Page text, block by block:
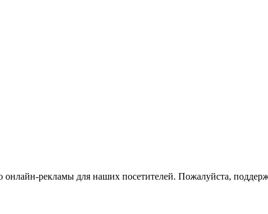
рекламы для наших посетителей. Пожалуйста,